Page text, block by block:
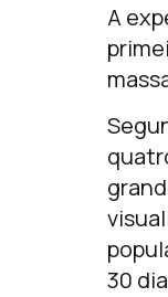
A
30